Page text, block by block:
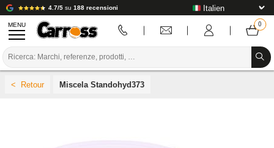
4.7/5 su 188 recensioni
MENU
Miscela Standohyd373